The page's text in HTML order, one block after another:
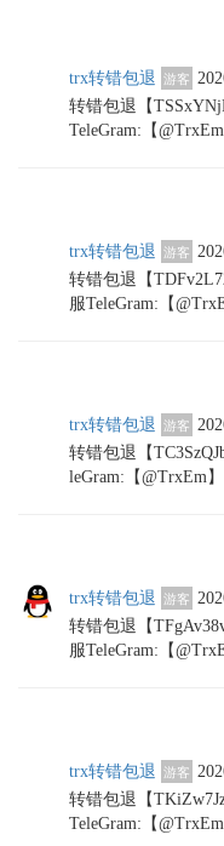
trx转错包退 游客
转错包退【
TeleGram:【@TrxEm
trx转错包退 游客
转错包退【
服TeleGram:【
trx转错包退 游客
转错包退【
leGram:【@TrxEm】
trx转错包退 游客
转错包退【
服TeleGram:【
trx转错包退 游客
转错包退【
TeleGram:【@TrxEm